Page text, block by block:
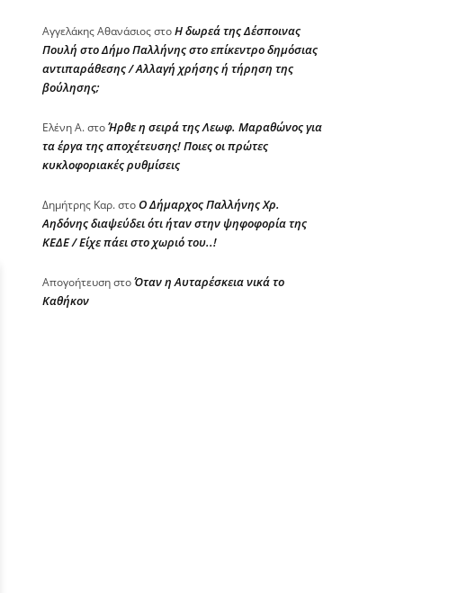
Αγγελάκης ΑθανάσιοςστοΗ δωρεά της Δέσποινας
Πουλή στο Δήμο Παλλήνης στο επίκεντρο δημόσιας
αντιπαράθεσης / Αλλαγή χρήσης ή τήρηση της
βούλησης;
Ελένη Α.στοΉρθε η σειρά της Λεωφ. Μαραθώνος για
τα έργα της αποχέτευσης! Ποιες οι πρώτες
κυκλοφοριακές ρυθμίσεις
Δημήτρης Καρ.στοΟ Δήμαρχος Παλλήνης Χρ.
Αηδόνης διαψεύδει ότι ήταν στην ψηφοφορία της
ΚΕΔΕ / Είχε πάει στο χωριό του..!
ΑπογοήτευσηστοΌταν η Αυταρέσκεια νικά το
Καθήκον